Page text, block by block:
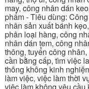
may, công nhân dán
phẩm - Tiêu dùng:
nhân sản xuất bánh
phân loại hàng, công
nhân dán tem, công
thông, tuyển công
cần bằng cấp, tìm việc
thông không kinh
làm việc, việc làm thời